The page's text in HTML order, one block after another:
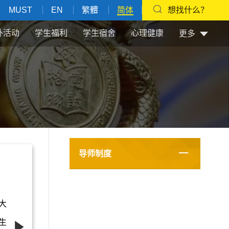
MUST EN 繁體 简体 想找什么？
活动 学生福利 学生宿舍 心理健康 更多
导师制度